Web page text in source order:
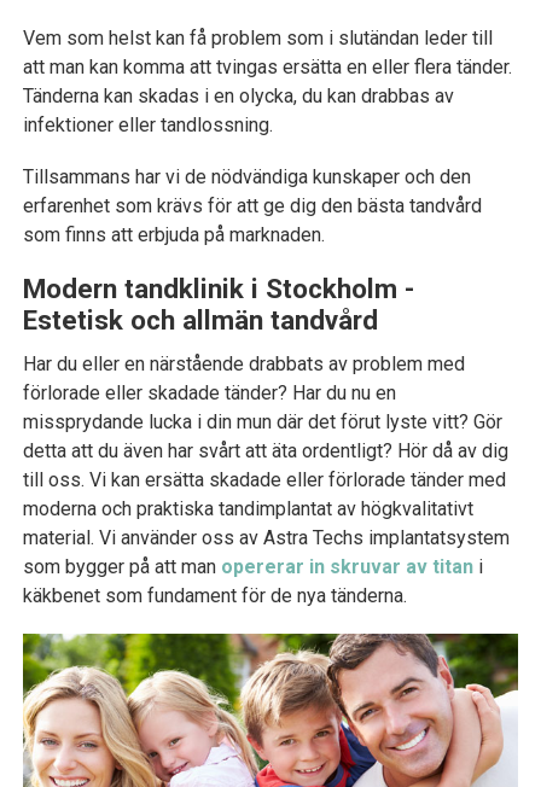
Vem som helst kan få problem som i slutändan leder till
att man kan komma att tvingas ersätta en eller flera tänder.
Tänderna kan skadas i en olycka, du kan drabbas av
infektioner eller tandlossning.
Tillsammans har vi de nödvändiga kunskaper och den
erfarenhet som krävs för att ge dig den bästa tandvård
som finns att erbjuda på marknaden.
Modern tandklinik i Stockholm -
Estetisk och allmän tandvård
Har du eller en närstående drabbats av problem med
förlorade eller skadade tänder? Har du nu en
missprydande lucka i din mun där det förut lyste vitt? Gör
detta att du även har svårt att äta ordentligt? Hör då av dig
till oss. Vi kan ersätta skadade eller förlorade tänder med
moderna och praktiska tandimplantat av högkvalitativt
material. Vi använder oss av Astra Techs implantatsystem
som bygger på att man opererar in skruvar av titan i
käkbenet som fundament för de nya tänderna.